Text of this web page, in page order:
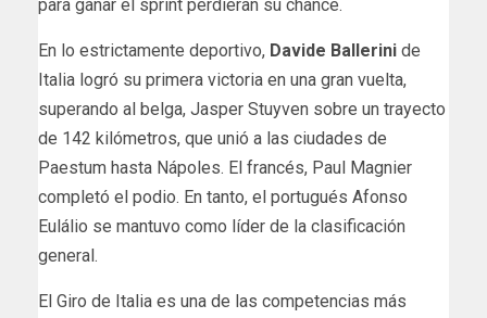
para ganar el sprint perdieran su chance.
En lo estrictamente deportivo, Davide Ballerini de
Italia logró su primera victoria en una gran vuelta,
superando al belga, Jasper Stuyven sobre un trayecto
de 142 kilómetros, que unió a las ciudades de
Paestum hasta Nápoles. El francés, Paul Magnier
completó el podio. En tanto, el portugués Afonso
Eulálio se mantuvo como líder de la clasificación
general.
El Giro de Italia es una de las competencias más